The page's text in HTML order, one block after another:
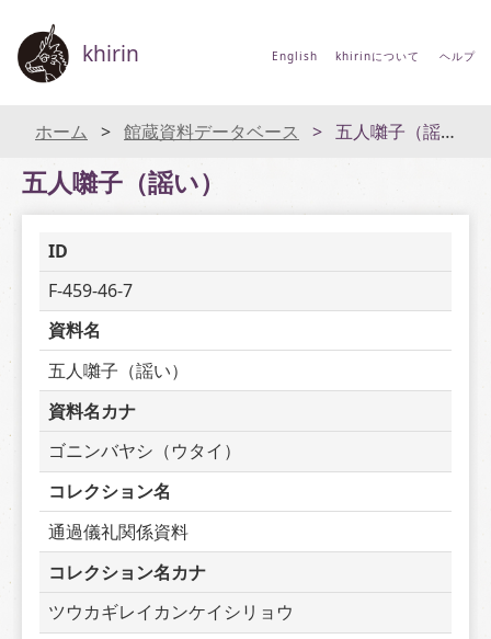
khirin English khirinについて ヘルプ
ホーム 館蔵資料データベース 五人囃子（謡い）
五人囃子（謡い）
ID
F-459-46-7
資料名
五人囃子（謡い）
資料名カナ
ゴニンバヤシ（ウタイ）
コレクション名
通過儀礼関係資料
コレクション名カナ
ツウカギレイカンケイシリョウ